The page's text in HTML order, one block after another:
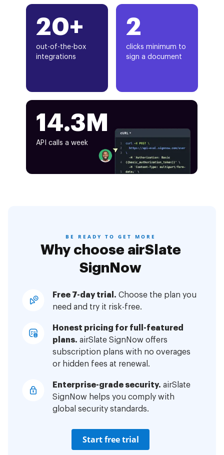
20+
out-of-the-box
integrations
2
clicks minimum to
sign a document
14.3M
API calls a week
BE READY TO GET MORE
Why choose airSlate
SignNow
Free 7-day trial. Choose the plan you
need and try it risk-free.
Honest pricing for full-featured
plans. airSlate SignNow offers
subscription plans with no overages
or hidden fees at renewal.
Enterprise-grade security. airSlate
SignNow helps you comply with
global security standards.
Start free trial